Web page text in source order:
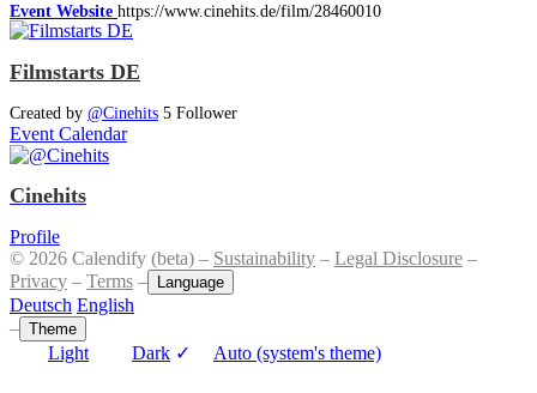
Event Website https://www.cinehits.de/film/28460010
Filmstarts DE
Created by @Cinehits 5 Follower
Event Calendar
Cinehits
Profile
© 2026 Calendify (beta) – Sustainability – Legal Disclosure –
Privacy – Terms – Language
Deutsch English
– Theme
Light Dark ✓ Auto (system's theme)